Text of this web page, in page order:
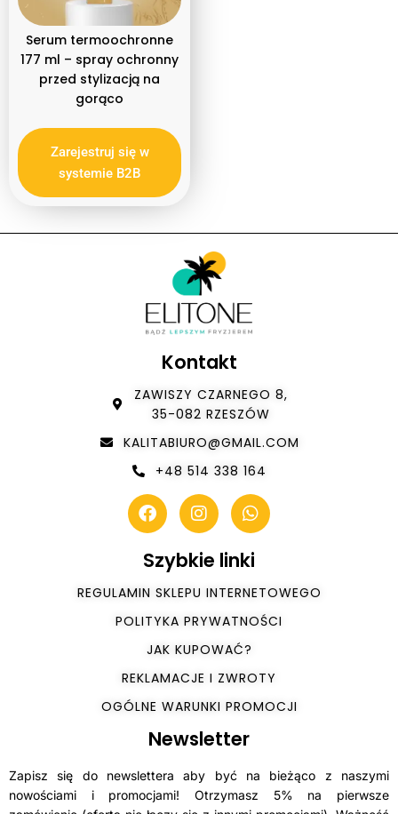
Filler & Shield
Harmonogram Kapilarny
Rodzaj produktu
Spray
Typ włosów
Blond
Farbowane
Kręcone
Najbardziej zniszczone
Osłabione i wypadające
Przetłuszczające się, z łupieżem
Suche i zniszczone
Serum termoochronne
177 ml – spray ochronny
przed stylizacją na
gorąco
Zarejestruj się w
systemie B2B
Kontakt
ZAWISZY CZARNEGO 8,
35-082 RZESZÓW
KALITABIURO@GMAIL.COM
+48 514 338 164
Szybkie linki
REGULAMIN SKLEPU INTERNETOWEGO
POLITYKA PRYWATNOŚCI
JAK KUPOWAĆ?
REKLAMACJE I ZWROTY
OGÓLNE WARUNKI PROMOCJI
Newsletter
Zapisz się do newslettera aby być na bieżąco z naszymi
nowościami i promocjami! Otrzymasz 5% na pierwsze